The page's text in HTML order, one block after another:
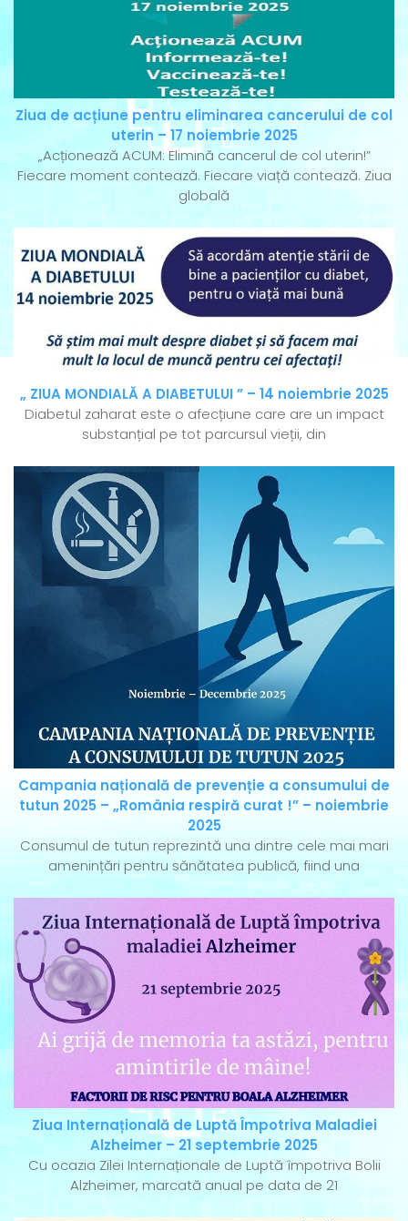
Ziua de acțiune pentru eliminarea cancerului de col
uterin – 17 noiembrie 2025
„Acționează ACUM: Elimină cancerul de col uterin!”
Fiecare moment contează. Fiecare viață contează. Ziua
globală
„ ZIUA MONDIALĂ A DIABETULUI ” – 14 noiembrie 2025
Diabetul zaharat este o afecțiune care are un impact
substanțial pe tot parcursul vieții, din
Campania națională de prevenție a consumului de
tutun 2025 – „România respiră curat !” – noiembrie
2025
Consumul de tutun reprezintă una dintre cele mai mari
amenințări pentru sănătatea publică, fiind una
Ziua Internațională de Luptă Împotriva Maladiei
Alzheimer – 21 septembrie 2025
Cu ocazia Zilei Internaționale de Luptă împotriva Bolii
Alzheimer, marcată anual pe data de 21